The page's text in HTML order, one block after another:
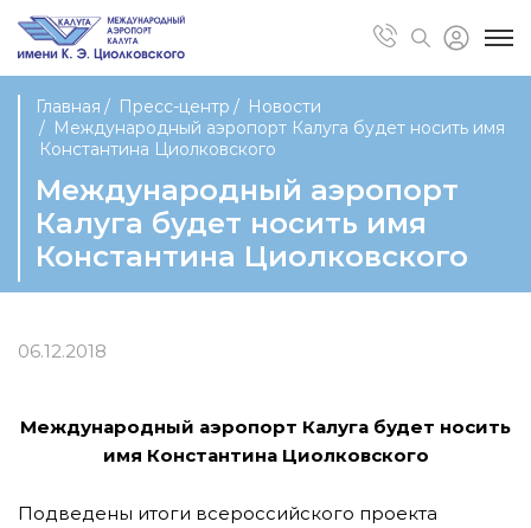
Главная Пресс-центр
Новости
Международный аэропорт Калуга будет носить имя
Константина Циолковского
Международный аэропорт
Калуга будет носить имя
Константина Циолковского
06.12.2018
Международный аэропорт Калуга будет носить
имя Константина Циолковского
Подведены итоги всероссийского проекта